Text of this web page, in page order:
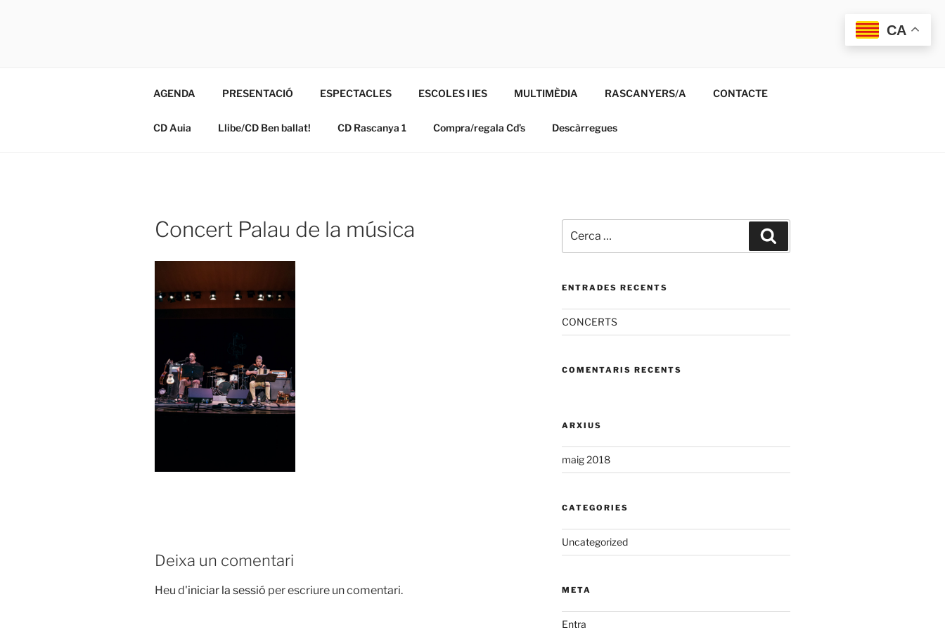
AGENDA PRESENTACIÓ ESPECTACLES ESCOLES I IES MULTIMÈDIA RASCANYERS/A CONTACTE
CD Auia Llibe/CD Ben ballat! CD Rascanya 1 Compra/regala Cd’s Descàrregues
Concert Palau de la música
Deixa un comentari
Heu d'iniciar la sessió per escriure un comentari.
ENTRADES RECENTS
CONCERTS
COMENTARIS RECENTS
ARXIUS
maig 2018
CATEGORIES
Uncategorized
META
Entra
CA